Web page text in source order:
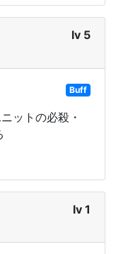
lv 5
Buff
ットの必殺・
lv 1